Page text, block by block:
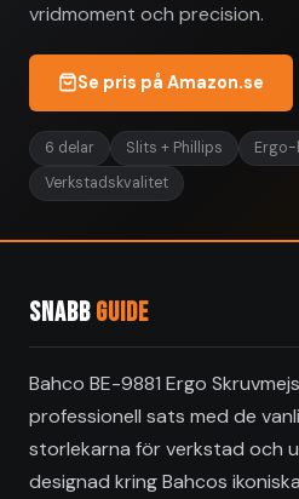
vridmoment och precision.
Se pris på Amazon.se
6 delar Slits + Phillips
Verkstadskvalitet
Snabbguide
Bahco BE-9881 Ergo
professionell sats med de
storlekarna för verkstad och
designad kring Bahcos